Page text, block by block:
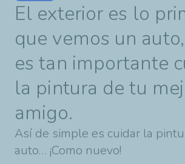
El exterior es lo
que vemos un
es tan importante
la pintura de tu
amigo.
Así de simple es cuidar la
auto… ¡Como nuevo!